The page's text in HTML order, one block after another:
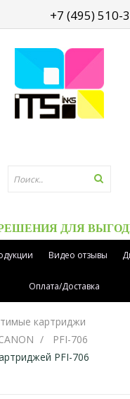
+7 (495) 510-
ДЛЯ
Видео отзывы
Оплата/Доставка
картриджи
PFI-706
PFI-706